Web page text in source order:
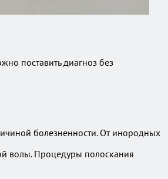
поставить диагноз без
болезненности. От инородных
волы. Процедуры полоскания